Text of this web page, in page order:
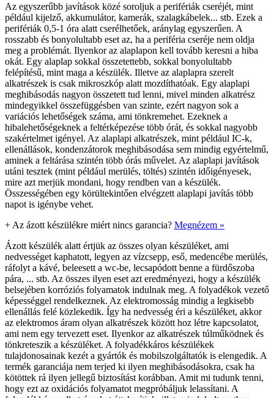
Az egyszerűbb javítások közé soroljuk a perifériák cseréjét, mint
például kijelző, akkumulátor, kamerák, szalagkábelek... stb. Ezek a
perifériák 0,5-1 óra alatt cserélhetőek, aránylag egyszerűen. A
rosszabb és bonyolultabb eset az, ha a periféria cseréje nem oldja
meg a problémát. Ilyenkor az alaplapon kell tovább keresni a hiba
okát. Egy alaplap sokkal összetettebb, sokkal bonyolultabb
felépítésű, mint maga a készülék. Illetve az alaplapra szerelt
alkatrészek is csak mikroszkóp alatt mozdíthatóak. Egy alaplapi
meghibásodás nagyon összetett tud lenni, mivel minden alkatrész
mindegyikkel összefüggésben van szinte, ezért nagyon sok a
variációs lehetőségek száma, ami tönkremehet. Ezeknek a
hibalehetőségeknek a feltérképezése több órát, és sokkal nagyobb
szakértelmet igényel. Az alaplapi alkatrészek, mint például IC-k,
ellenállások, kondenzátorok meghibásodása sem mindig egyértelmű,
aminek a feltárása szintén több órás művelet. Az alaplapi javítások
utáni tesztek (mint például merülés, töltés) szintén időigényesek,
mire azt merjük mondani, hogy rendben van a készülék.
Összességében egy körültekintően elvégzett alaplapi javítás több
napot is igénybe vehet.
+ Az ázott készülékre miért nincs garancia? Megnézem »
Ázott készülék alatt értjük az összes olyan készüléket, ami
nedvességet kaphatott, legyen az vízcsepp, eső, medencébe merülés,
ráfolyt a kávé, beleesett a wc-be, lecsapódott benne a fürdőszoba
pára, ... stb. Az összes ilyen eset azt eredményezi, hogy a készülék
belsejében korróziós folyamatok indulnak meg. A folyadékok vezető
képességgel rendelkeznek. Az elektromosság mindig a legkisebb
ellenállás felé közlekedik. Így ha nedvesség éri a készüléket, akkor
az elektromos áram olyan alkatrészek között hoz létre kapcsolatot,
ami nem egy tervezett eset. Ilyenkor az alkatrészek túlműködnek és
tönkreteszik a készüléket. A folyadékkáros készülékek
tulajdonosainak kezét a gyártók és mobilszolgáltatók is elengedik. A
termék garanciája nem terjed ki ilyen meghibásodásokra, csak ha
kötöttek rá ilyen jellegű biztosítást korábban. Amit mi tudunk tenni,
hogy ezt az oxidációs folyamatot megpróbáljuk lelassítani. A